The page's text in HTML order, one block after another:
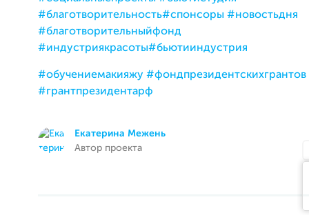
#благотворительность#спонсоры #новостьдня
#благотворительныйфонд
#индустриякрасоты#бьютииндустрия
#обучениемакияжу #фондпрезидентскихгрантов
#грантпрезидентарф
Екатерина Межень
Автор проекта